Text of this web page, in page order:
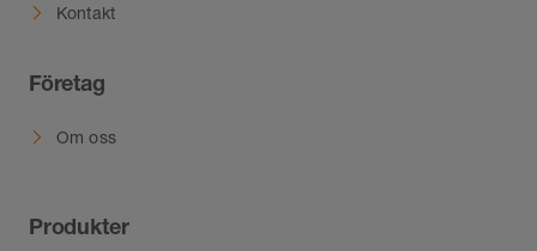
Kontakt
Företag
Om oss
Produkter